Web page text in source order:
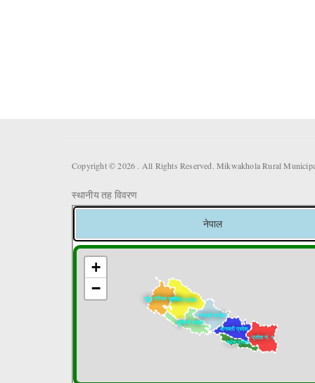
Copyright © 2026 . All Rights Reserved. Mikwakhola Rural
स्थानीय तह विवरण